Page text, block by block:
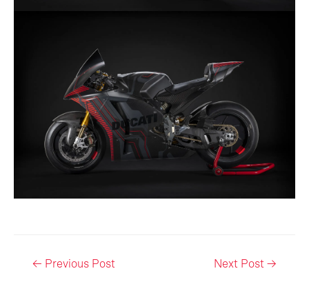
Post← Previous Post Next Post→